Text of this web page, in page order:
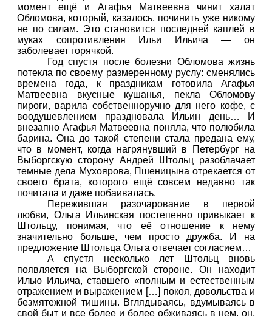
момент ещё и Агафья Матвеевна чинит халат
Обломова, который, казалось, починить уже никому
не по силам. Это становится последней каплей в
муках сопротивления Ильи Ильича — он
заболевает горячкой.
Год спустя после болезни Обломова жизнь
потекла по своему размеренному руслу: сменялись
времена года, к праздникам готовила Агафья
Матвеевна вкусные кушанья, пекла Обломову
пироги, варила собственноручно для него кофе, с
воодушевлением праздновала Ильин день… И
внезапно Агафья Матвеевна поняла, что полюбила
барина. Она до такой степени стала предана ему,
что в момент, когда нагрянувший в Петербург на
Выборгскую сторону Андрей Штольц разоблачает
темные дела Мухоярова, Пшеницына отрекается от
своего брата, которого ещё совсем недавно так
почитала и даже побаивалась.
Пережившая разочарование в первой
любви, Ольга Ильинская постепенно привыкает к
Штольцу, понимая, что её отношение к нему
значительно больше, чем просто дружба. И на
предложение Штольца Ольга отвечает согласием…
А спустя несколько лет Штольц вновь
появляется на Выборгской стороне. Он находит
Илью Ильича, ставшего «полным и естественным
отражением и выражением […] покоя, довольства и
безмятежной тишины. Вглядываясь, вдумываясь в
свой быт и все более и более обживаясь в нем, он,